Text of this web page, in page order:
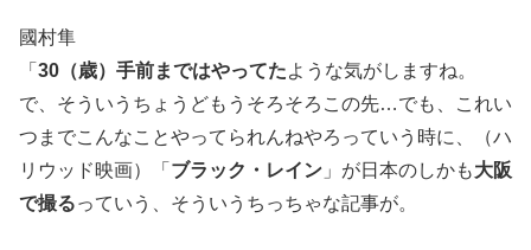
國村隼
「 30（歳）手前まではやってたような気がしますね。
で、そういうちょうどもうそろそろこの先…でも、これい
つまでこんなことやってられんねやろっていう時に、（ハ
リウッド映画）「 ブラック・レイン 」が日本のしかも大阪
で撮るっていう、そういうちっちゃな記事が。